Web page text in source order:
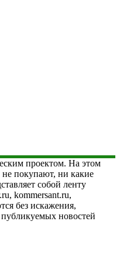
проектом. На этом
не покупают, ни какие
собой ленту
kommersant.ru,
без искажения,
публикуемых новостей